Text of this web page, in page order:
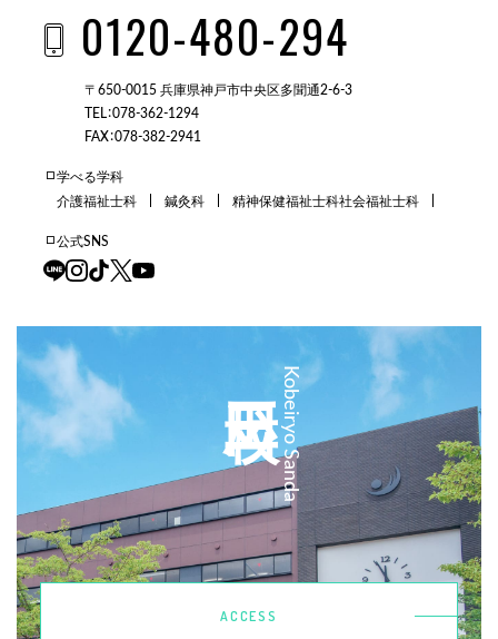
0120-480-294
〒650-0015 兵庫県神戸市中央区多聞通2-6-3
TEL：078-362-1294
FAX：078-382-2941
学べる学科
介護福祉士科
鍼灸科 精神保健福祉士科社会福祉士科
公式SNS
Kobeiryo Sanda
ACCESS